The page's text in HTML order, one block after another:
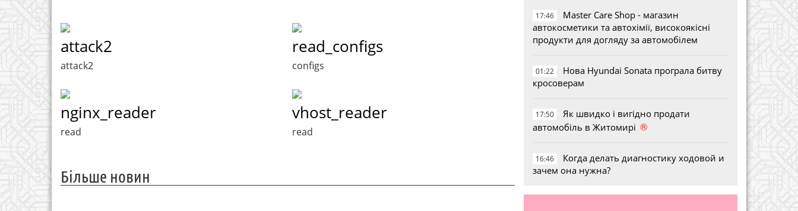
attack2
attack2
read_configs
configs
nginx_reader
read
vhost_reader
read
Більше новин
17:46
Master Care Shop - магазин
автокосметики та автохімії, високоякісні
продукти для догляду за автомобілем
01:22
Нова Hyundai Sonata програла битву
кросоверам
17:50
Як швидко і вигідно продати
автомобіль в Житомирі ®
16:46
Когда делать диагностику ходовой и
зачем она нужна?